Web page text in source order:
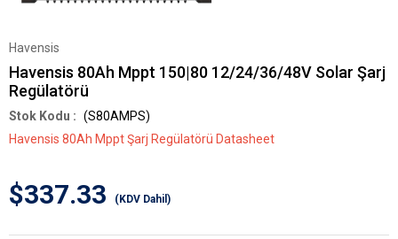
Havensis
Havensis 80Ah Mppt 150|80 12/24/36/48V Solar Şarj
Regülatörü
(S80AMPS)
Havensis 80Ah Mppt Şarj Regülatörü Datasheet
$337.33 (KDV Dahil)